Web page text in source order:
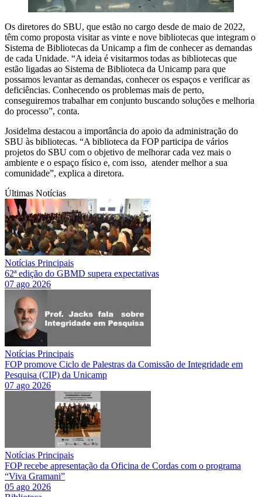
Os diretores do SBU, que estão no cargo desde de maio de 2022,
têm como proposta visitar as vinte e nove bibliotecas que integram o
Sistema de Bibliotecas da Unicamp a fim de conhecer as demandas
de cada Unidade. “A ideia é visitarmos todas as bibliotecas que
estão ligadas ao Sistema de Biblioteca da Unicamp para que
possamos levantar as demandas, conhecer os espaços e verificar as
deficiências. Conhecendo os problemas mais de perto,
conseguiremos trabalhar em conjunto buscando soluções e melhoria
do processo”, conta.
Josidelma destacou a importância do apoio da administração do
SBU às bibliotecas. “A biblioteca da FOP participa de vários
projetos do SBU com o objetivo de melhorar cada vez mais o
ambiente e o espaço físico e, com isso, atender melhor a sua
comunidade”, explica a diretora.
Últimas Notícias
Notícias Principais
62ª edição do GBMD supera expectativas
07 ago 2026
Notícias Principais
FOP promove Ciclo de Palestras da Comissão de Integridade em
Pesquisa (CIP) da Unicamp
07 ago 2026
Notícias Principais
FOP recebe apresentação da Oficina de Cordas com o programa
“Viva Gramani”
05 ago 2026